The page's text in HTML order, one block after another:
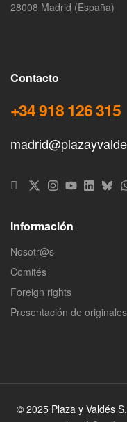
28008 Madrid (España)
Contacto
+34 918 126 315
Información
Nosotr@s
Comités
Foreign rights
Presentación de originales
© 2025 Plaza y Valdés